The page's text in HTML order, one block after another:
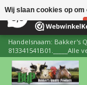
Handelsnaam: Bakker's
Wij slaan cookies op